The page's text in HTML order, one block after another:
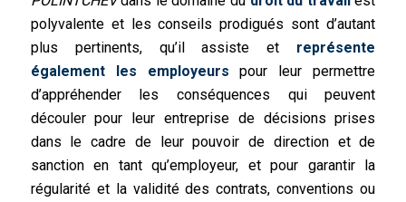
polyvalente et les conseils prodigués sont d’autant
plus pertinents, qu’il assiste et représente
également les employeurs pour leur permettre
d’appréhender les conséquences qui peuvent
découler pour leur entreprise de décisions prises
dans le cadre de leur pouvoir de direction et de
sanction en tant qu’employeur, et pour garantir la
régularité et la validité des contrats, conventions ou